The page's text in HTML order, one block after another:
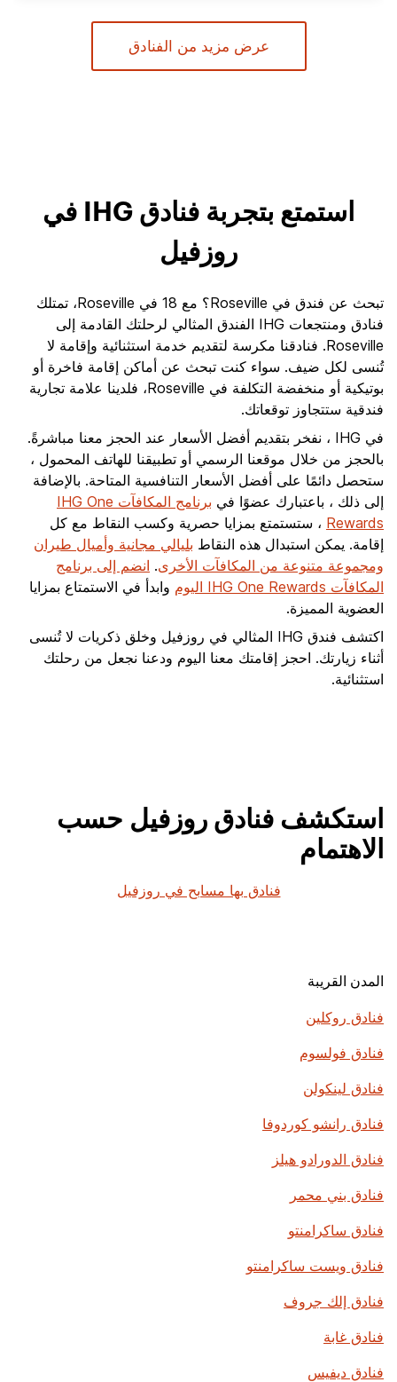
عرض مزيد من الفنادق
استمتع بتجربة فنادق IHG في
روزفيل
تبحث عن فندق في Roseville؟ مع 18 في Roseville، تمتلك
فنادق ومنتجعات IHG الفندق المثالي لرحلتك القادمة إلى
Roseville. فنادقنا مكرسة لتقديم خدمة استثنائية وإقامة لا
تُنسى لكل ضيف. سواء كنت تبحث عن أماكن إقامة فاخرة أو
بوتيكية أو منخفضة التكلفة في Roseville، فلدينا علامة تجارية
فندقية ستتجاوز توقعاتك.
في IHG ، نفخر بتقديم أفضل الأسعار عند الحجز معنا مباشرةً.
بالحجز من خلال موقعنا الرسمي أو تطبيقنا للهاتف المحمول ،
ستحصل دائمًا على أفضل الأسعار التنافسية المتاحة. بالإضافة
إلى ذلك ، باعتبارك عضوًا في
برنامج المكافآت IHG One
Rewards ، ستستمتع بمزايا حصرية وكسب النقاط مع كل
إقامة. يمكن استبدال هذه النقاط بليالي مجانية وأميال طيران
ومجموعة متنوعة من المكافآت الأخرى. انضم إلى برنامج
المكافآت IHG One Rewards اليوم
وابدأ في الاستمتاع بمزايا
العضوية المميزة.
اكتشف فندق IHG المثالي في روزفيل وخلق ذكريات لا تُنسى
أثناء زيارتك. احجز إقامتك معنا اليوم ودعنا نجعل من رحلتك
استثنائية.
استكشف فنادق روزفيل حسب
الاهتمام
فنادق بها مسابح في روزفيل
المدن القريبة
فنادق روكلين
فنادق فولسوم
فنادق لينكولن
فنادق رانشو كوردوفا
فنادق الدورادو هيلز
فنادق بني محمر
فنادق ساكرامنتو
فنادق ويست ساكرامنتو
فنادق إلك جروف
فنادق غابة
فنادق ديفيس